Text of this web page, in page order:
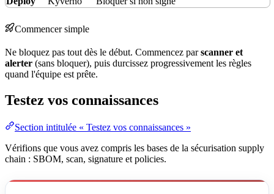
Commencer simple
Ne bloquez pas tout dès le début. Commencez parscanner et
alerter (sans bloquer), puis durcissez progressivement les règles
quand l'équipe est prête.
Testez vos connaissances
Section intitulée « Testez vos connaissances »
Vérifions que vous avez compris les bases de la sécurisation supply
chain : SBOM, scan, signature et policies.